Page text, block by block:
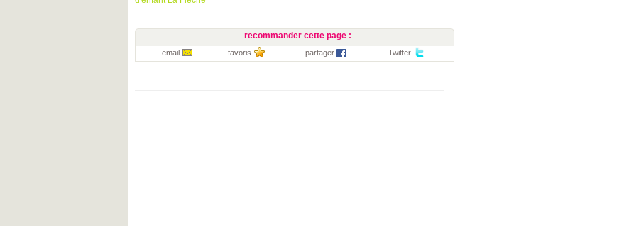
recommander cette page :
email favoris partager Twitter